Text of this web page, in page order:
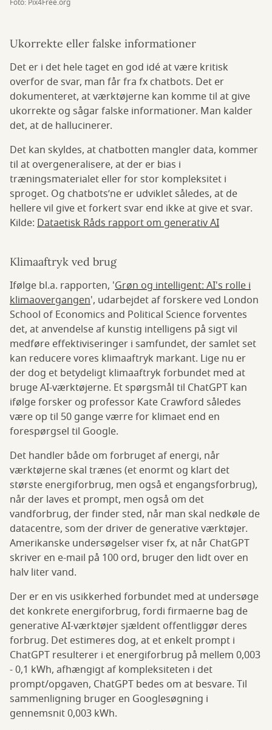
Foto: Pix4Free.org
Ukorrekte eller falske informationer
Det er i det hele taget en god idé at være kritisk
overfor de svar, man får fra fx chatbots. Det er
dokumenteret, at værktøjerne kan komme til at give
ukorrekte og sågar falske informationer. Man kalder
det, at de hallucinerer.
Det kan skyldes, at chatbotten mangler data, kommer
til at overgeneralisere, at der er bias i
træningsmaterialet eller for stor kompleksitet i
sproget. Og chatbots’ne er udviklet således, at de
hellere vil give et forkert svar end ikke at give et svar.
Kilde: Dataetisk Råds rapport om generativ AI
Klimaaftryk ved brug
Ifølge bl.a. rapporten, 'Grøn og intelligent: AI's rolle i
klimaovergangen', udarbejdet af forskere ved London
School of Economics and Political Science forventes
det, at anvendelse af kunstig intelligens på sigt vil
medføre effektiviseringer i samfundet, der samlet set
kan reducere vores klimaaftryk markant. Lige nu er
der dog et betydeligt klimaaftryk forbundet med at
bruge AI-værktøjerne. Et spørgsmål til ChatGPT kan
ifølge forsker og professor Kate Crawford således
være op til 50 gange værre for klimaet end en
forespørgsel til Google.
Det handler både om forbruget af energi, når
værktøjerne skal trænes (et enormt og klart det
største energiforbrug, men også et engangsforbrug),
når der laves et prompt, men også om det
vandforbrug, der finder sted, når man skal nedkøle de
datacentre, som der driver de generative værktøjer.
Amerikanske undersøgelser viser fx, at når ChatGPT
skriver en e-mail på 100 ord, bruger den lidt over en
halv liter vand.
Der er en vis usikkerhed forbundet med at undersøge
det konkrete energiforbrug, fordi firmaerne bag de
generative AI-værktøjer sjældent offentliggør deres
forbrug. Det estimeres dog, at et enkelt prompt i
ChatGPT resulterer i et energiforbrug på mellem 0,003
- 0,1 kWh, afhængigt af kompleksiteten i det
prompt/opgaven, ChatGPT bedes om at besvare. Til
sammenligning bruger en Googlesøgning i
gennemsnit 0,003 kWh.